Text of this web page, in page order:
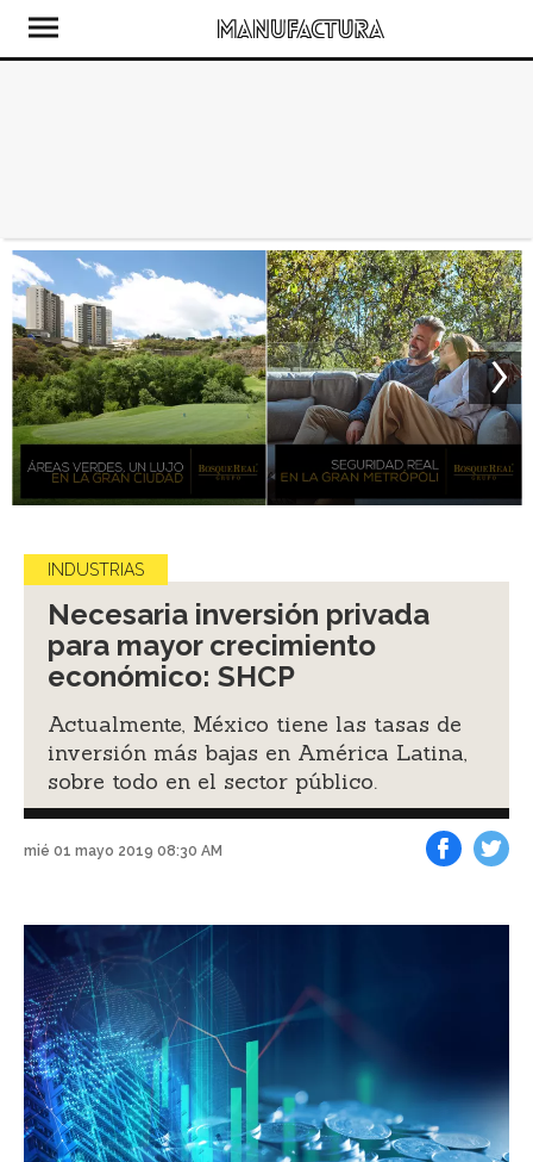
INDUSTRIAS
Necesaria inversión privada
para mayor crecimiento
económico: SHCP
Actualmente, México tiene las tasas de
inversión más bajas en América Latina,
sobre todo en el sector público.
mié 01 mayo 2019 08:30 AM